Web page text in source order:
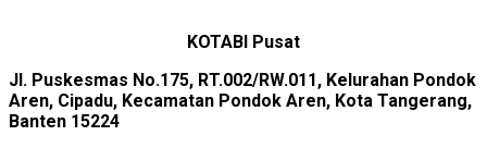
KOTABI Pusat
Jl. Puskesmas No.175, RT.002/RW.011, Kelurahan Pondok
Aren, Cipadu, Kecamatan Pondok Aren, Kota Tangerang,
Banten 15224